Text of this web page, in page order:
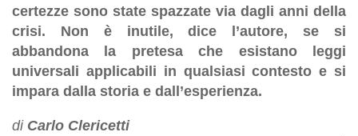
certezze sono state spazzate via dagli anni della
crisi. Non è inutile, dice l’autore, se si
abbandona la pretesa che esistano leggi
universali applicabili in qualsiasi contesto e si
impara dalla storia e dall’esperienza.
di Carlo Clericetti